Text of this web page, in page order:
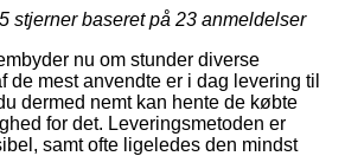
stjerner baseret på 23 anmeldelser
nu om stunder diverse
de mest anvendte er i dag levering til
dermed nemt kan hente de købte
for det. Leveringsmetoden er
samt ofte ligeledes den mindst